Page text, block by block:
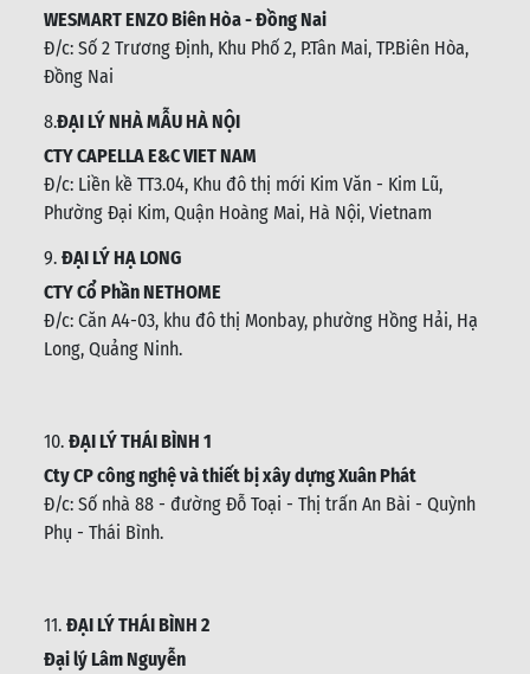
7.ĐẠI LÝ ĐỒNG NAI
WESMART ENZO Biên Hòa - Đồng Nai
Đ/c:Số 2 Trương Định, Khu Phố 2, P.Tân Mai, TP.Biên Hòa,
8.ĐẠI LÝ NHÀ MẪU HÀ NỘI
CTY CAPELLA E&C VIET NAM
Đ/c:Liền kề TT3.04, Khu đô thị mới Kim Văn - Kim Lũ,
9.ĐẠI LÝ HẠ LONG
CTY Cổ Phần NETHOME
Đ/c: C ăn A4-03, khu đô thị Monbay, phường Hồng Hải, Hạ
10.ĐẠI LÝ THÁI BÌNH 1
Cty CP công nghệ và thiết bị xây dựng Xuân Phát
Đ/c: Số nhà 88 - đường Đỗ Toại - Thị trấn An Bài - Quỳnh
11.ĐẠI LÝ THÁI BÌNH 2